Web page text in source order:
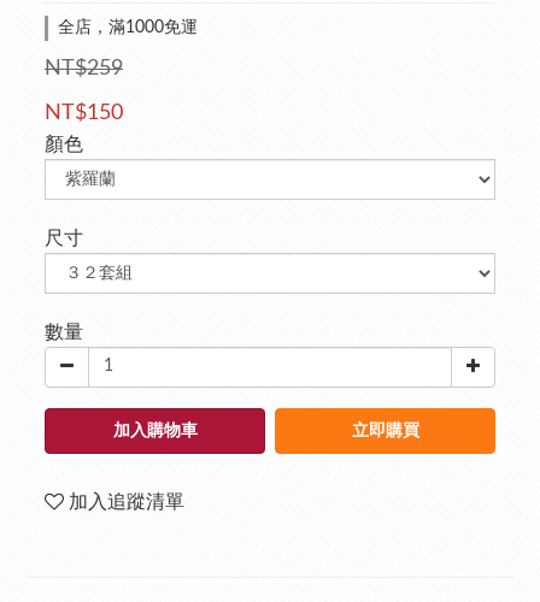
全店，滿1000免運
NT$259
NT$150
顏色
尺寸
數量
加入購物車 立即購買
加入追蹤清單